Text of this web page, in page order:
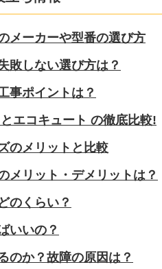
メーカーや型番の選び方
敗しない選び方は？
事ポイントは？
エコキュート の徹底比較!
のメリットと比較
メリット・デメリットは？
のくらい？
いいの？
のか？故障の原因は？